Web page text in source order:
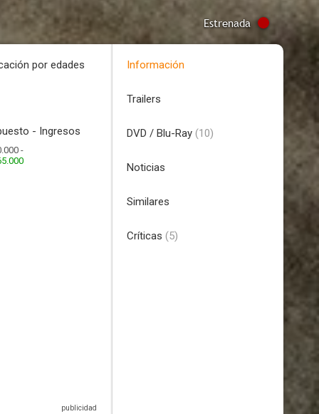
Estrenada
por edades
- Ingresos
-
Información
Trailers
DVD / Blu-Ray (10)
Noticias
Similares
Críticas (5)